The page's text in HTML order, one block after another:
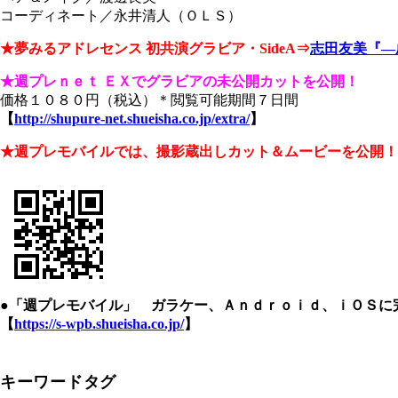
コーディネート／永井清人（ＯＬＳ）
★夢みるアドレセンス 初共演グラビア・SideA⇒志田友美『―
★週プレｎｅｔ ＥＸでグラビアの未公開カットを公開！
価格１０８０円（税込）＊閲覧可能期間７日間
【http://shupure-net.shueisha.co.jp/extra/】
★週プレモバイルでは、撮影蔵出しカット＆ムービーを公開！
●「週プレモバイル」 ガラケー、Ａｎｄｒｏｉｄ、ｉＯＳに
【https://s-wpb.shueisha.co.jp/】
キーワードタグ